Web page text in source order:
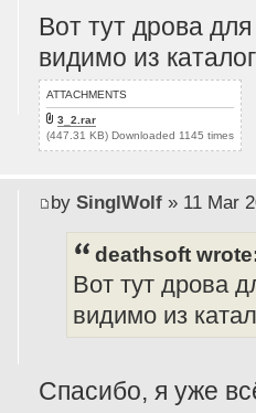
Вот тут дрова
видимо из
ATTACHMENTS
3_2.rar
(447.31 KB) Downloaded 1145 times
by SinglWolf» 11 Mar
deathsoft
Вот тут дрова
видимо из
Спасибо, я уже